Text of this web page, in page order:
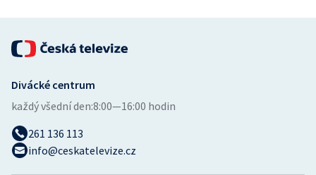
Vodní slalom
Ostatní
Divácké centrum
každý všední den:8:00—16:00 hodin
261 136 113
info@ceskatelevize.cz